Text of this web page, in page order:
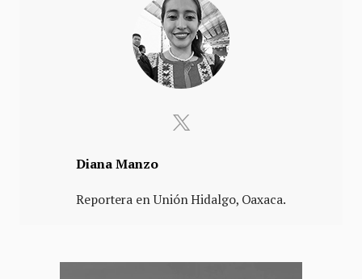
Diana Manzo
Reportera en Unión Hidalgo, Oaxaca.